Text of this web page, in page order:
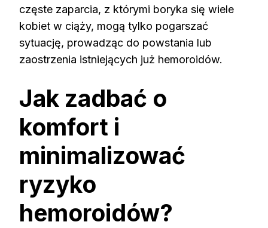
częste zaparcia, z którymi boryka się wiele
kobiet w ciąży, mogą tylko pogarszać
sytuację, prowadząc do powstania lub
zaostrzenia istniejących już hemoroidów.
Jak zadbać o
komfort i
minimalizować
ryzyko
hemoroidów?